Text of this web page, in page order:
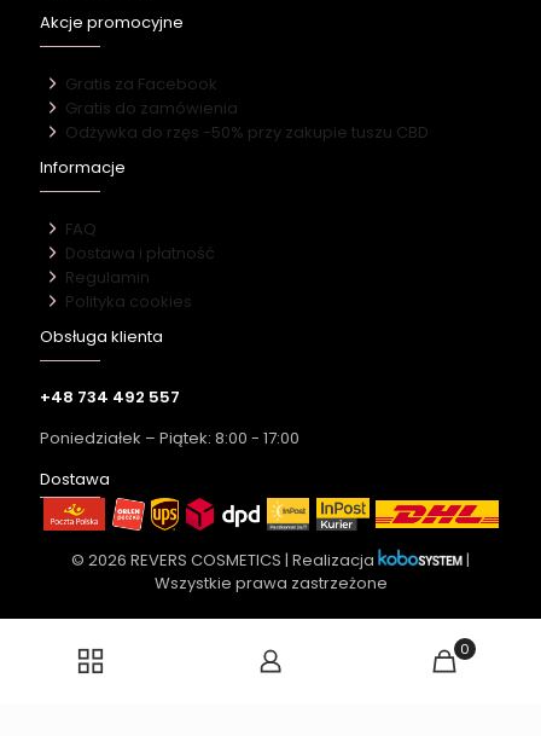
Akcje promocyjne
Gratis za Facebook
Gratis do zamówienia
Odżywka do rzęs -50% przy zakupie tuszu CBD
Informacje
FAQ
Dostawa i płatność
Regulamin
Polityka cookies
Obsługa klienta
+48 734 492 557
Poniedziałek – Piątek: 8:00 - 17:00
Dostawa
© 2026 REVERS COSMETICS | Realizacja
|
Wszystkie prawa zastrzeżone
0